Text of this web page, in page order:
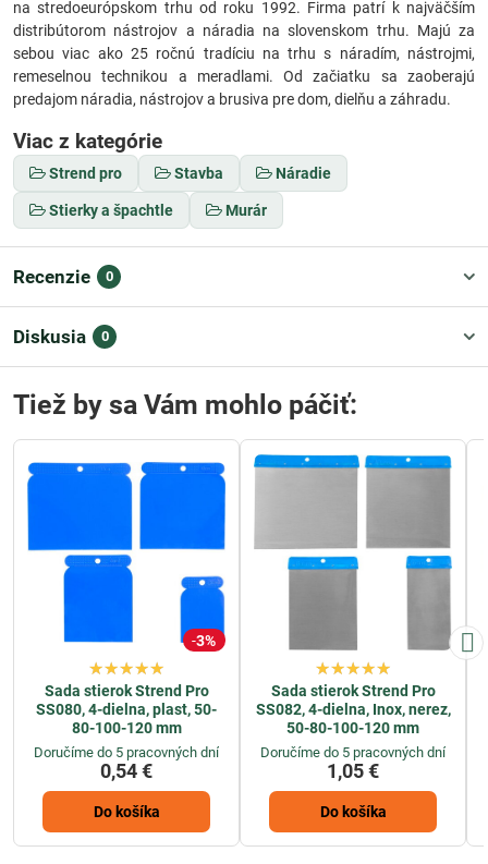
na stredoeurópskom trhu od roku 1992. Firma patrí k najväčším
distribútorom nástrojov a náradia na slovenskom trhu. Majú za
sebou viac ako 25 ročnú tradíciu na trhu s náradím, nástrojmi,
remeselnou technikou a meradlami. Od začiatku sa zaoberajú
predajom náradia, nástrojov a brusiva pre dom, dielňu a záhradu.
Viac z kategórie
Strend pro Stavba Náradie
Stierky a špachtle Murár
Recenzie 0
Diskusia 0
Tiež by sa Vám mohlo páčiť:
3%
Sada stierok Strend Pro
SS080, 4-dielna, plast, 50-
80-100-120 mm
Doručíme do 5 pracovných dní
0,54 €
Do košíka
Sada stierok Strend Pro
SS082, 4-dielna, Inox, nerez,
50-80-100-120 mm
Doručíme do 5 pracovných dní
1,05 €
Do košíka